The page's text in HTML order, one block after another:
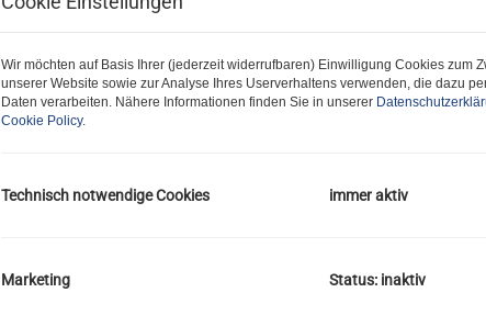
Wir möchten auf Basis Ihrer (jederzeit widerrufbaren) Einwilligung Cookies zum
unserer Website sowie zur Analyse Ihres Userverhaltens verwenden, die dazu
Daten verarbeiten. Nähere Informationen finden Sie in unserer
Cookie Policy.
Technisch notwendige Cookies immer aktiv
Marketing Status: inaktiv